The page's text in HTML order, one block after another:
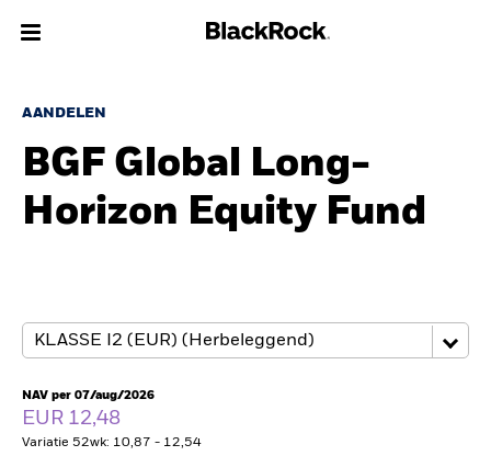
Over Ons
Producten
Thema's
Beleggingsinformatie
Particulieren
Nederland
AANDELEN
BGF Global Long-
Horizon Equity Fund
NAV per 07/aug/2026
EUR 12,48
Variatie 52wk: 10,87 - 12,54